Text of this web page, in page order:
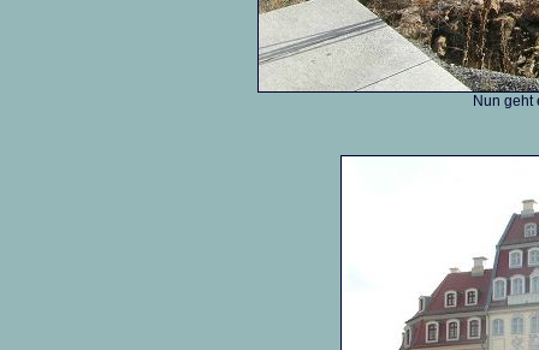
Nun geht